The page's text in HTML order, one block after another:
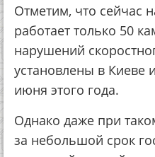
Отметим, что сейчас
работает только 50
нарушений
установлены в Киеве
июня этого года.
Однако даже при
за небольшой срок